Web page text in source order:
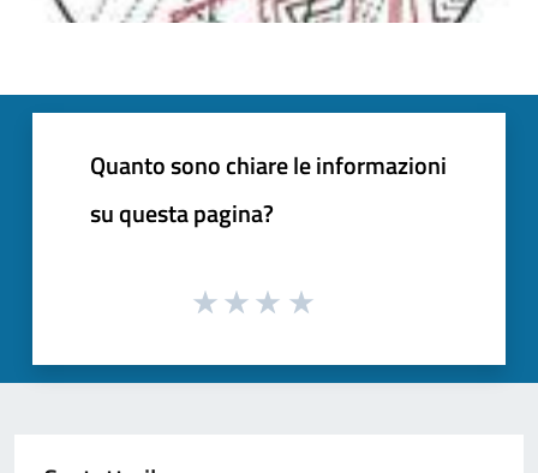
Quanto sono chiare le informazioni
su questa pagina?